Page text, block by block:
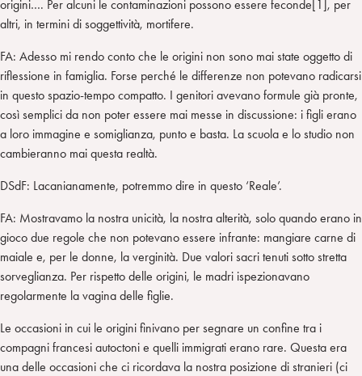
origini…. Per alcuni le contaminazioni possono essere feconde[1], per
altri, in termini di soggettività, mortifere.
FA: Adesso mi rendo conto che le origini non sono mai state oggetto di
riflessione in famiglia. Forse perché le differenze non potevano radicarsi
in questo spazio-tempo compatto. I genitori avevano formule già pronte,
così semplici da non poter essere mai messe in discussione: i figli erano
a loro immagine e somiglianza, punto e basta. La scuola e lo studio non
cambieranno mai questa realtà.
DSdF: Lacanianamente, potremmo dire in questo ‘Reale’.
FA: Mostravamo la nostra unicità, la nostra alterità, solo quando erano in
gioco due regole che non potevano essere infrante: mangiare carne di
maiale e, per le donne, la verginità. Due valori sacri tenuti sotto stretta
sorveglianza. Per rispetto delle origini, le madri ispezionavano
regolarmente la vagina delle figlie.
Le occasioni in cui le origini finivano per segnare un confine tra i
compagni francesi autoctoni e quelli immigrati erano rare. Questa era
una delle occasioni che ci ricordava la nostra posizione di stranieri (ci